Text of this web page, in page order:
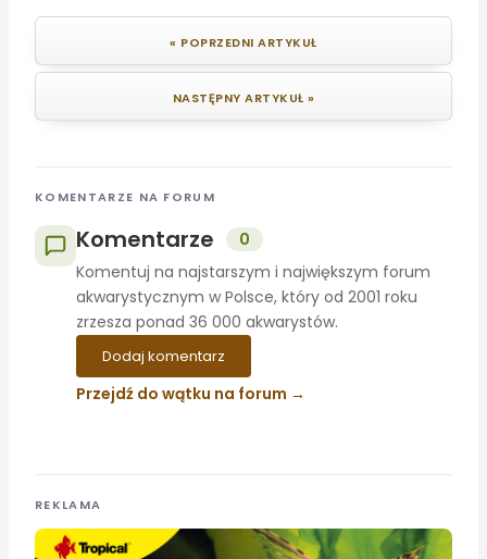
« POPRZEDNI ARTYKUŁ
NASTĘPNY ARTYKUŁ »
KOMENTARZE NA FORUM
Komentarze
0
Komentuj na najstarszym i największym forum
akwarystycznym w Polsce, który od 2001 roku
zrzesza ponad 36 000 akwarystów.
Dodaj komentarz
Przejdź do wątku na forum
REKLAMA